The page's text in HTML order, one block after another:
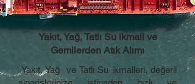
​​Yakıt, Yağ, Tatlı Su ikmali ve
Gemilerden Atık Alımı
​​​ Yakıt, Yağ ve Tatlı Su ikmalleri, değerli